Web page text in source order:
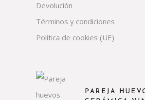
Devolución
Términos y condiciones
Política de cookies (UE)
PAREJA